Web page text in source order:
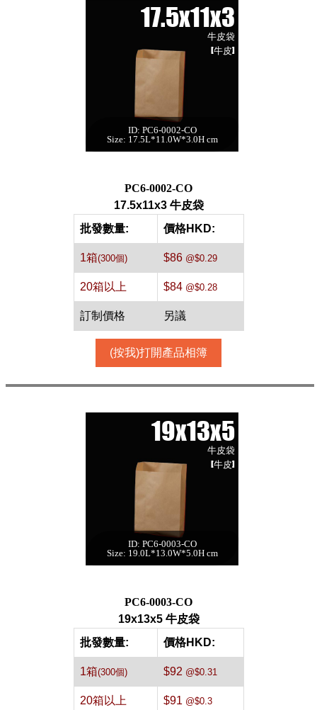
17.5x11x3
牛皮袋
[牛皮]
ID: PC6-0002-CO
Size: 17.5L*11.0W*3.0H cm
17.5x11x3 牛皮袋
[牛皮,300件]
PC6-0002-CO
17.5x11x3 牛皮袋
批發數量:
價格HKD:
1箱(300個) $86@$0.29
20箱以上 $84@$0.28
訂制價格 另議
(按我)打開產品相簿
19x13x5
牛皮袋
[牛皮]
ID: PC6-0003-CO
Size: 19.0L*13.0W*5.0H cm
19x13x5 牛皮袋[牛
皮,300件]
PC6-0003-CO
19x13x5 牛皮袋
批發數量:
價格HKD:
1箱(300個) $92 @$0.31
20箱以上 $91@$0.3